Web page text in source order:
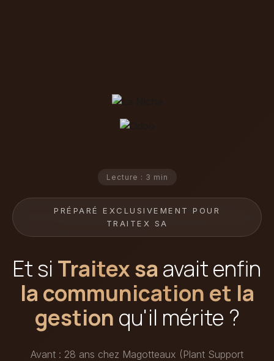
Lecture : 3 min
PRÉPARÉ EXCLUSIVEMENT POUR
TRAITEX SA
Et si Traitex sa avait enfin
la communication et la
gestion qu'il mérite ?
Avant : 28 ans chez Magotteaux (Plant Support